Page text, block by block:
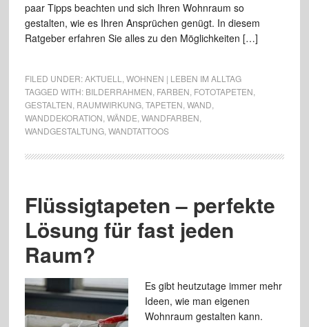
paar Tipps beachten und sich Ihren Wohnraum so
gestalten, wie es Ihren Ansprüchen genügt. In diesem
Ratgeber erfahren Sie alles zu den Möglichkeiten […]
FILED UNDER:AKTUELL
WOHNEN | LEBEN IM ALLTAG
TAGGED WITH: BILDERRAHMEN FARBEN FOTOTAPETEN
GESTALTEN RAUMWIRKUNG, TAPETEN WAND
WANDDEKORATION WÄNDE WANDFARBEN
WANDGESTALTUNG, WANDTATTOOS
Flüssigtapeten – perfekte
Lösung für fast jeden
Raum?
Es gibt heutzutage immer mehr
Ideen, wie man eigenen
Wohnraum gestalten kann.